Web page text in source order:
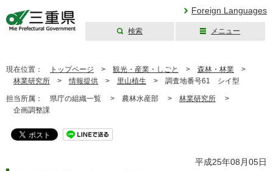
Foreign Languages
検索 メニュー
現在位置： トップページ > 観光・産業・しごと > 森林・林業 >
林業研究所 > 情報提供 > 里山植生 > 調査地番号61 シイ型
担当所属： 県庁の組織一覧 > 農林水産部 > 林業研究所 >
企画調整課
平成25年08月05日